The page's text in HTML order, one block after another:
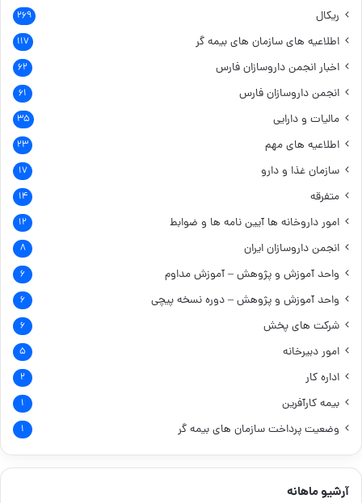
ریکال ۲۶۹
اطلاعیه های سازمان های بیمه گر ۱۱۷
اخبار انجمن داروسازان فارس ۶۲
انجمن داروسازان فارس ۶۱
مالیات و دارایی ۳۵
اطلاعیه های مهم ۲۳
سازمان غذا و دارو ۱۷
متفرقه ۱۴
امور داروخانه ها آیین نامه ها و ضوابط ۱۲
انجمن داروسازان ایران ۸
واحد آموزش و پژوهش – آموزش مداوم ۶
واحد آموزش و پژوهش – دوره نسخه پیچی ۶
شرکت های پخش ۶
امور دبیرخانه ۵
اداره کار ۲
بیمه کارآفرین ۱
وضعیت پرداخت سازمان های بیمه گر ۱
آرشیو ماهانه